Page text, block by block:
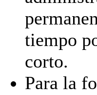
tiempo
corto.
Para la